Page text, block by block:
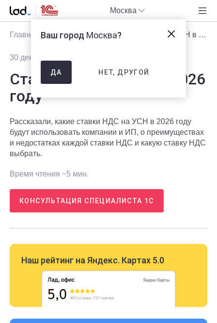
Москва
Главная Блог Статьи Ставки НДС на УСН в 2026 году
30 декабря 2025
Ставки НДС на УСН в 2026
году
Рассказали, какие ставки НДС на УСН в 2026 году
будут использовать компании и ИП, о преимуществах
и недостатках каждой ставки НДС и какую ставку НДС
выбрать.
Время чтения ~5 мин.
КОНСУЛЬТАЦИЯ СПЕЦИАЛИСТА 1С
Наш рейтинг на Яндекс. Картах 5.0
Ваш город Москва?
ДА НЕТ, ДРУГОЙ